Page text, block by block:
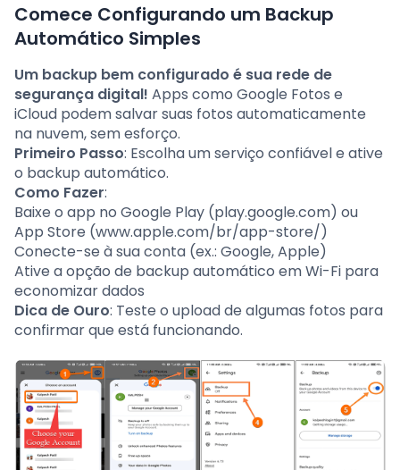
Comece Configurando um Backup
Automático Simples
Um backup bem configurado é sua rede de
segurança digital! Apps como Google Fotos e
iCloud podem salvar suas fotos automaticamente
na nuvem, sem esforço.
Primeiro Passo: Escolha um serviço confiável e ative
o backup automático.
Como Fazer:
Baixe o app no Google Play (play.google.com) ou
App Store (www.apple.com/br/app-store/)
Conecte-se à sua conta (ex.: Google, Apple)
Ative a opção de backup automático em Wi-Fi para
economizar dados
Dica de Ouro: Teste o upload de algumas fotos para
confirmar que está funcionando.